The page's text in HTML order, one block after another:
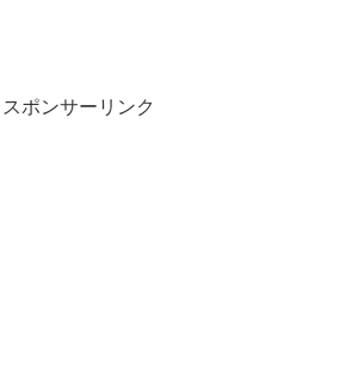
スポンサーリンク